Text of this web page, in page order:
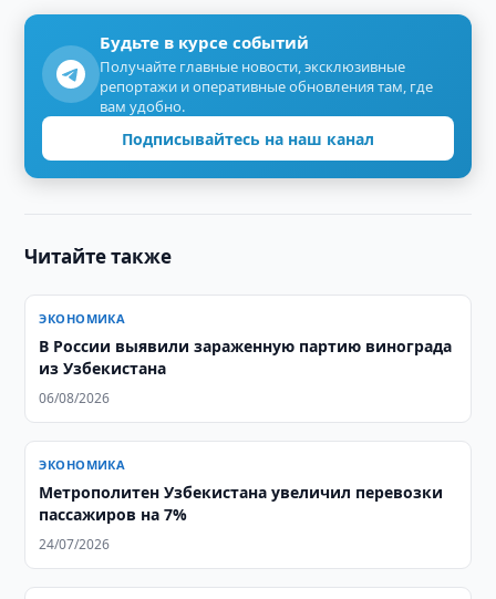
Будьте в курсе событий
Получайте главные новости, эксклюзивные
репортажи и оперативные обновления там, где
вам удобно.
Подписывайтесь на наш канал
Читайте также
ЭКОНОМИКА
В России выявили зараженную партию винограда
из Узбекистана
06/08/2026
ЭКОНОМИКА
Метрополитен Узбекистана увеличил перевозки
пассажиров на 7%
24/07/2026